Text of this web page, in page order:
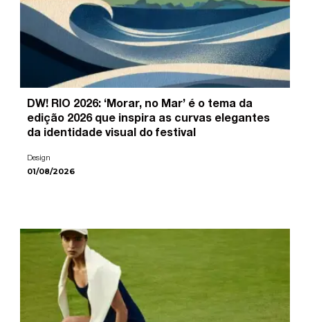
DW! RIO 2026: ‘Morar, no Mar’ é o tema da
edição 2026 que inspira as curvas elegantes
da identidade visual do festival
Design
01/08/2026